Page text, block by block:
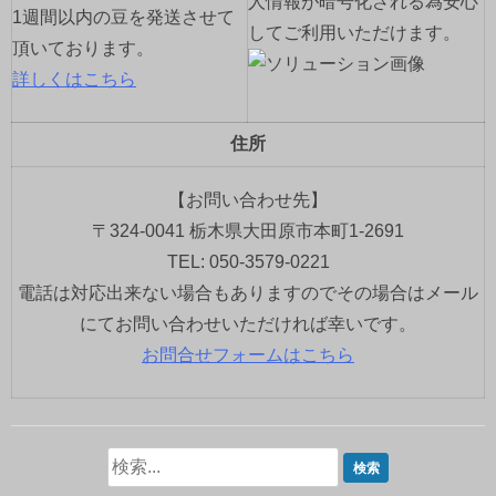
1週間以内の豆を発送させて
頂いております。
詳しくはこちら
してご利用いただけます。
住所
【お問い合わせ先】
〒324-0041 栃木県大田原市本町1-2691
TEL: 050-3579-0221
電話は対応出来ない場合もありますのでその場合はメール
にてお問い合わせいただければ幸いです。
お問合せフォームはこちら